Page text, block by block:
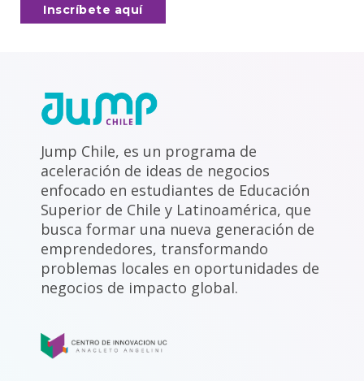
Inscríbete aquí
Jump Chile, es un programa de
aceleración de ideas de negocios
enfocado en estudiantes de Educación
Superior de Chile y Latinoamérica, que
busca formar una nueva generación de
emprendedores, transformando
problemas locales en oportunidades de
negocios de impacto global.